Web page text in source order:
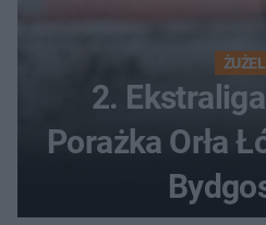
ŻUŻEL
2.
Porażka Orła